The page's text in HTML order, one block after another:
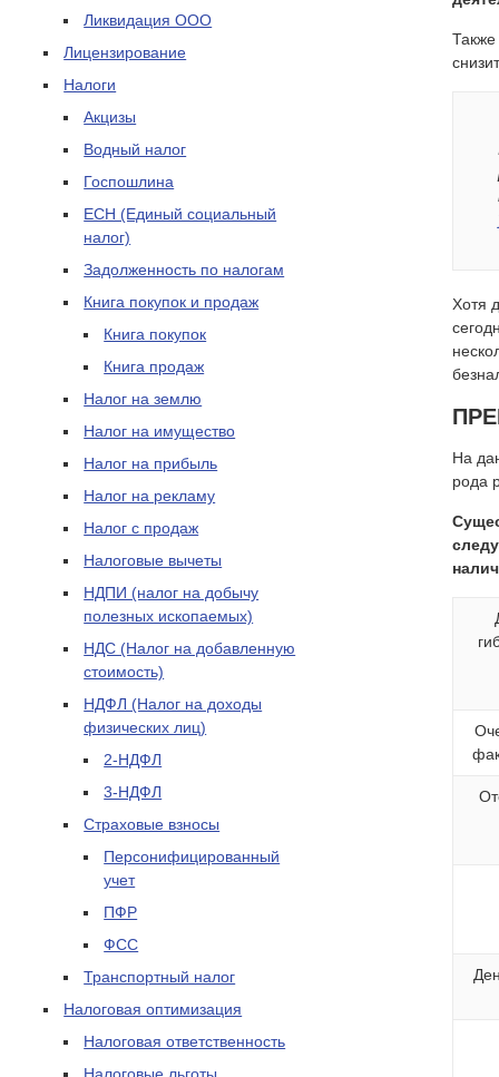
Ликвидация ООО
Лицензирование
Налоги
Акцизы
Водный налог
Госпошлина
ЕСН (Единый социальный
налог)
Задолженность по налогам
Книга покупок и продаж
Книга покупок
Книга продаж
Налог на землю
Налог на имущество
Налог на прибыль
Налог на рекламу
Налог с продаж
Налоговые вычеты
НДПИ (налог на добычу
полезных ископаемых)
НДС (Налог на добавленную
стоимость)
НДФЛ (Налог на доходы
физических лиц)
2-НДФЛ
3-НДФЛ
Страховые взносы
Персонифицированный
учет
ПФР
ФСС
Транспортный налог
Налоговая оптимизация
Налоговая ответственность
Также
Хотя
На
рода